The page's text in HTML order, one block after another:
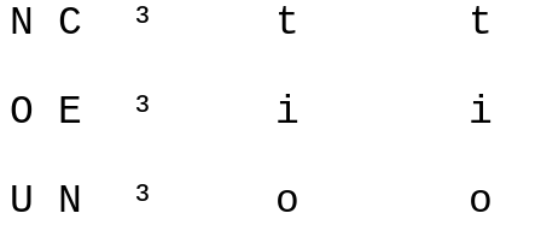
N C
³ t
t
O E
³ i
i
U N
³ o
o